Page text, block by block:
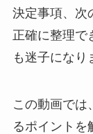
決定事項、次
正確に整理で
も迷子になり
この動画では
るポイントを